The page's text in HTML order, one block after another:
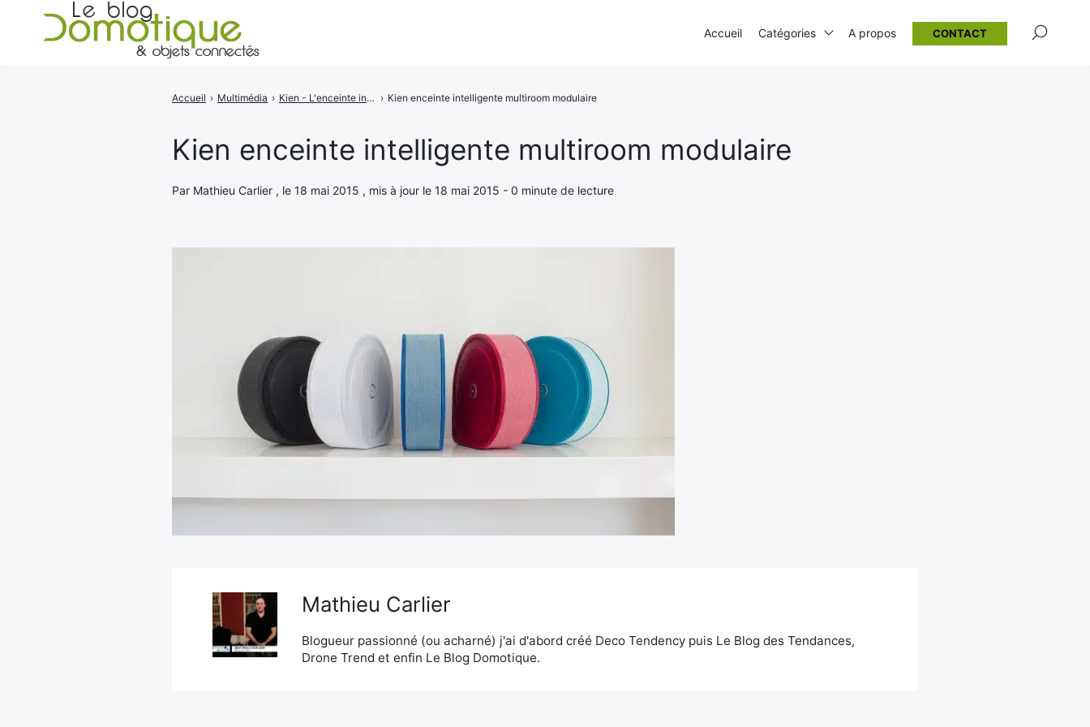
Kien enceinte intelligente multiroom modulaire
Par Mathieu Carlier , le 18 mai 2015 , mis à jour le 18 mai 2015 - 0 minute de lecture
Accueil › Multimédia › Kien - L'enceinte intelligente multiroom modulaire › Kien enceinte intelligente multiroom modulaire
Mathieu Carlier
Blogueur passionné (ou acharné) j'ai d'abord créé Deco Tendency puis Le Blog des Tendances,
Drone Trend et enfin Le Blog Domotique.
Accueil Catégories A propos CONTACT
Rechercher